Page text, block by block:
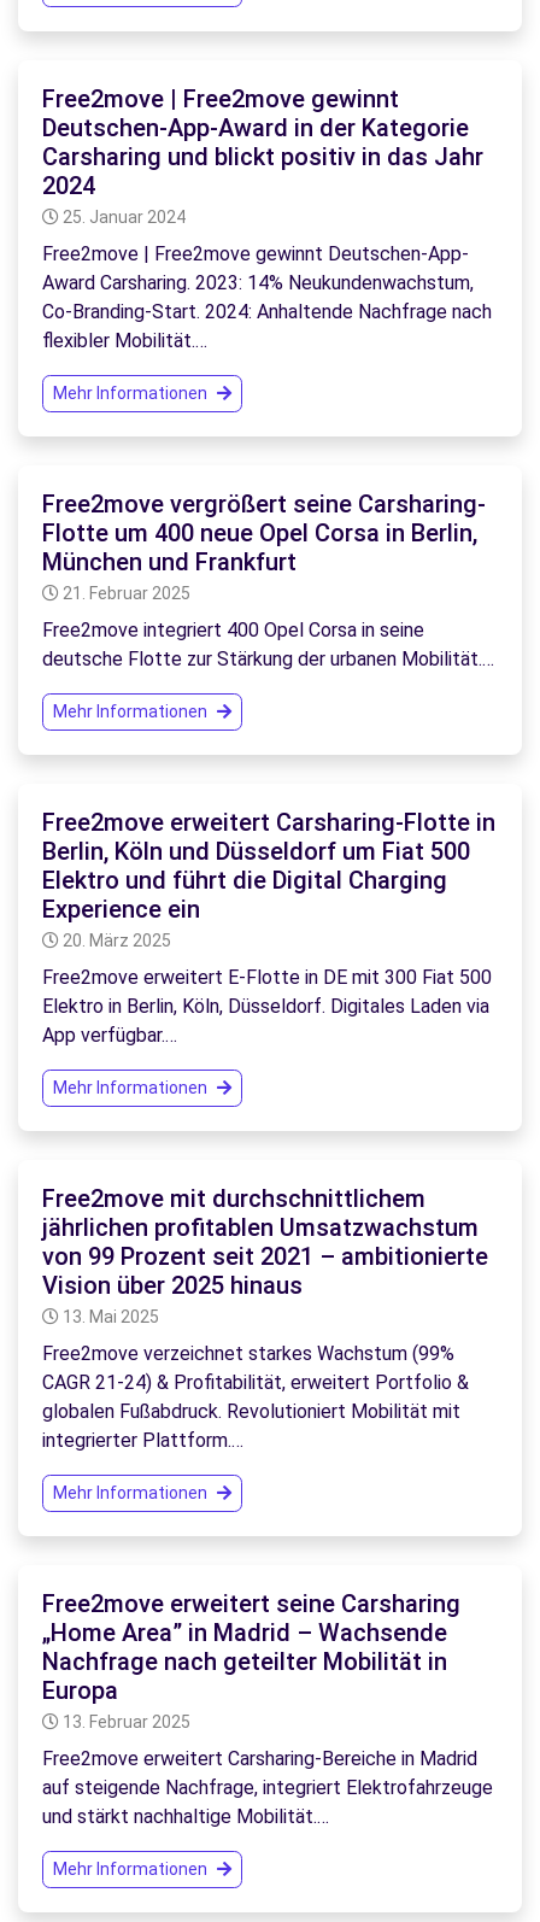
Free2move | Free2move gewinnt
Deutschen-App-Award in der Kategorie
Carsharing und blickt positiv in das Jahr
2024
25. Januar 2024
Free2move | Free2move gewinnt Deutschen-App-
Award Carsharing. 2023: 14% Neukundenwachstum,
Co-Branding-Start. 2024: Anhaltende Nachfrage nach
flexibler Mobilität.…
Mehr Informationen
Free2move vergrößert seine Carsharing-
Flotte um 400 neue Opel Corsa in Berlin,
München und Frankfurt
21. Februar 2025
Free2move integriert 400 Opel Corsa in seine
deutsche Flotte zur Stärkung der urbanen Mobilität.…
Mehr Informationen
Free2move erweitert Carsharing-Flotte in
Berlin, Köln und Düsseldorf um Fiat 500
Elektro und führt die Digital Charging
Experience ein
20. März 2025
Free2move erweitert E-Flotte in DE mit 300 Fiat 500
Elektro in Berlin, Köln, Düsseldorf. Digitales Laden via
App verfügbar.…
Mehr Informationen
Free2move mit durchschnittlichem
jährlichen profitablen Umsatzwachstum
von 99 Prozent seit 2021 – ambitionierte
Vision über 2025 hinaus
13. Mai 2025
Free2move verzeichnet starkes Wachstum (99%
CAGR 21-24) & Profitabilität, erweitert Portfolio &
globalen Fußabdruck. Revolutioniert Mobilität mit
integrierter Plattform.…
Mehr Informationen
Free2move erweitert seine Carsharing
„Home Area” in Madrid – Wachsende
Nachfrage nach geteilter Mobilität in
Europa
13. Februar 2025
Free2move erweitert Carsharing-Bereiche in Madrid
auf steigende Nachfrage, integriert Elektrofahrzeuge
und stärkt nachhaltige Mobilität.…
Mehr Informationen